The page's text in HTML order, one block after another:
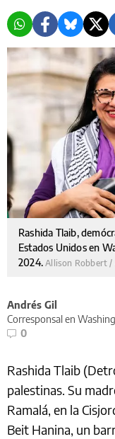
Rashida Tlaib,
Estados Unidos en
2024.Allison Robbert /
Andrés Gil
Corresponsal en
0
Rashida Tlaib
palestinas. Su
Ramalá, en la
Beit Hanina, un